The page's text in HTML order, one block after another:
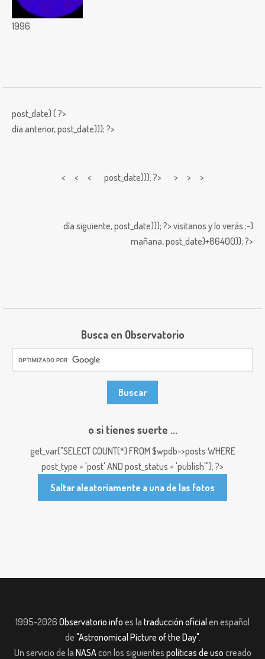
1996
post_date) { ?>
día anterior,post_date))); ?>
< < < post_date))); ?> > > >
día siguiente,post_date))); ?> visitanos y lo verás ;-)
mañana,post_date)+86400)); ?>
Busca en Observatorio
o si tienes suerte ...
get_var("SELECT COUNT(*) FROM $wpdb->posts WHERE
post_type = 'post' AND post_status = 'publish'"); ?>
Saltar aleatoriamente a una de las fotos
1995-2026 Observatorio.info es la traducción oficial en español
de "Astronomical Picture of the Day".
Un servicio de la NASAcon los siguientes políticas de uso creado